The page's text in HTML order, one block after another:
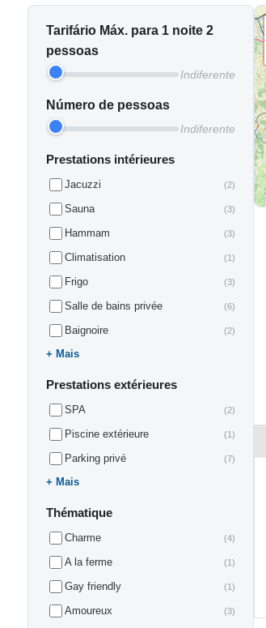
Tarifário Máx. para 1 noite 2
pessoas
Indiferente
Número de pessoas
Indiferente
Prestations intérieures
Jacuzzi (2)
Sauna (3)
Hammam (3)
Climatisation (1)
Frigo (3)
Salle de bains privée (6)
Baignoire (2)
Mais
Prestations extérieures
SPA (2)
Piscine extérieure (1)
Parking privé (7)
Mais
Thématique
Charme (4)
A la ferme (1)
Gay friendly (1)
Amoureux (3)